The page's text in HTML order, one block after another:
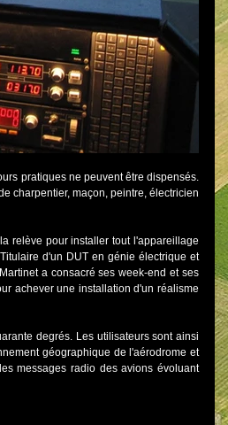
charpentier, maçon, peintre, électricien
d'un DUT en génie électrique et
a consacré ses week-end et ses
achever une installation d'un réalisme
géographique de l'aérodrome et
messages radio des avions évoluant